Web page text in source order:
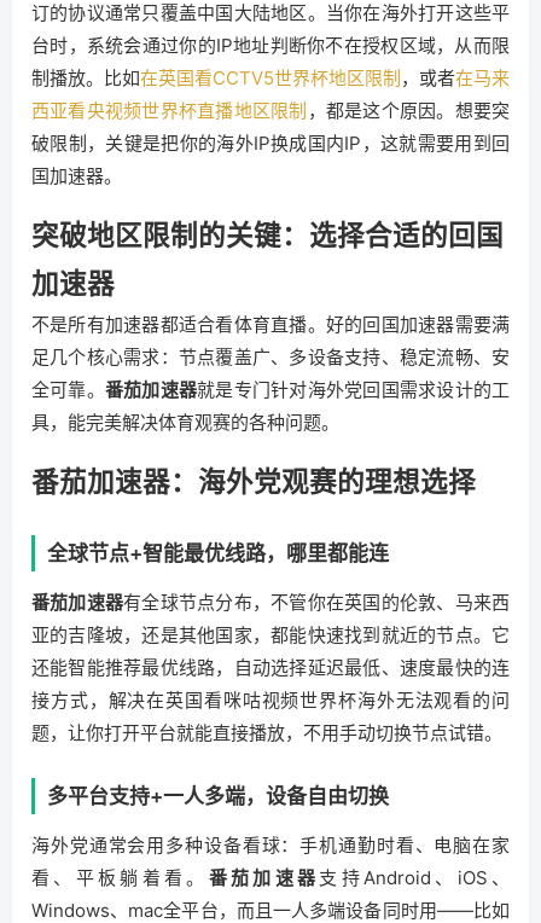
订的协议通常只覆盖中国大陆地区。当你在海外打开这些平
台时，系统会通过你的IP地址判断你不在授权区域，从而限
制播放。比如在英国看CCTV5世界杯地区限制，或者在马来
西亚看央视频世界杯直播地区限制 ，都是这个原因。想要突
破限制，关键是把你的海外IP换成国内IP，这就需要用到回
国加速器。
突破地区限制的关键：选择合适的回国
加速器
不是所有加速器都适合看体育直播。好的回国加速器需要满
足几个核心需求：节点覆盖广、多设备支持、稳定流畅、安
全可靠。 番茄加速器就是专门针对海外党回国需求设计的工
具，能完美解决体育观赛的各种问题。
番茄加速器：海外党观赛的理想选择
全球节点+智能最优线路，哪里都能连
番茄加速器有全球节点分布，不管你在英国的伦敦、马来西
亚的吉隆坡，还是其他国家，都能快速找到就近的节点。它
还能智能推荐最优线路，自动选择延迟最低、速度最快的连
接方式，解决在英国看咪咕视频世界杯海外无法观看的问
题，让你打开平台就能直接播放，不用手动切换节点试错。
多平台支持+一人多端，设备自由切换
海外党通常会用多种设备看球：手机通勤时看、电脑在家
看、平板躺着看。 番茄加速器支持Android、iOS、
Windows、mac全平台，而且一人多端设备同时用——比如